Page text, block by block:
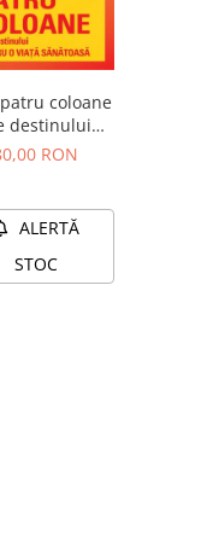
coloane
destinului
o viață
RON
ALERTĂ
STOC